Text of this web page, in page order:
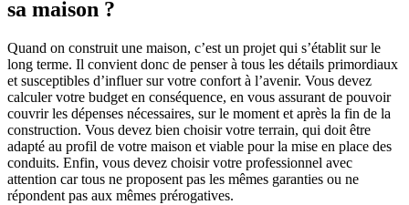
sa maison ?
Quand on construit une maison, c’est un projet qui s’établit sur le
long terme. Il convient donc de penser à tous les détails primordiaux
et susceptibles d’influer sur votre confort à l’avenir. Vous devez
calculer votre budget en conséquence, en vous assurant de pouvoir
couvrir les dépenses nécessaires, sur le moment et après la fin de la
construction. Vous devez bien choisir votre terrain, qui doit être
adapté au profil de votre maison et viable pour la mise en place des
conduits. Enfin, vous devez choisir votre professionnel avec
attention car tous ne proposent pas les mêmes garanties ou ne
répondent pas aux mêmes prérogatives.